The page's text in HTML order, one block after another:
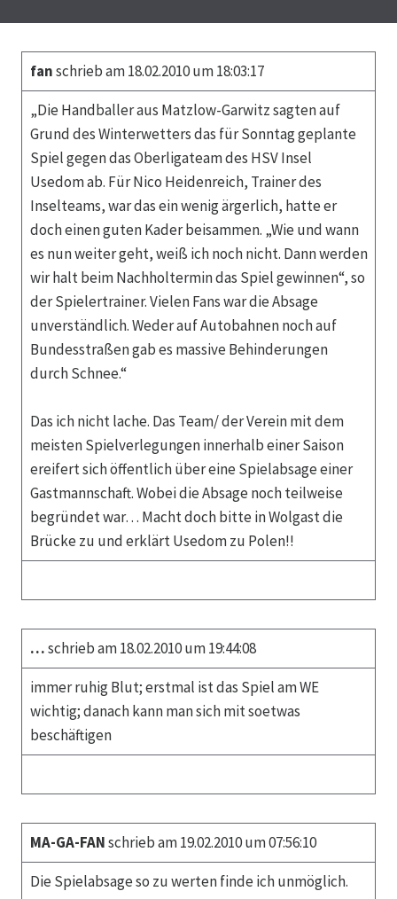
fanschrieb am 18.02.2010 um 18:03:17
„Die Handballer aus Matzlow-Garwitz sagten auf
Grund des Winterwetters das für Sonntag geplante
Spiel gegen das Oberligateam des HSV Insel
Usedom ab. Für Nico Heidenreich, Trainer des
Inselteams, war das ein wenig ärgerlich, hatte er
doch einen guten Kader beisammen. „Wie und wann
es nun weiter geht, weiß ich noch nicht. Dann werden
wir halt beim Nachholtermin das Spiel gewinnen“, so
der Spielertrainer. Vielen Fans war die Absage
unverständlich. Weder auf Autobahnen noch auf
Bundesstraßen gab es massive Behinderungen
durch Schnee.“
Das ich nicht lache. Das Team/ der Verein mit dem
meisten Spielverlegungen innerhalb einer Saison
ereifert sich öffentlich über eine Spielabsage einer
Gastmannschaft. Wobei die Absage noch teilweise
begründet war… Macht doch bitte in Wolgast die
Brücke zu und erklärt Usedom zu Polen!!
…schrieb am 18.02.2010 um 19:44:08
immer ruhig Blut; erstmal ist das Spiel am WE
wichtig; danach kann man sich mit soetwas
beschäftigen
MA-GA-FANschrieb am 19.02.2010 um 07:56:10
Die Spielabsage so zu werten finde ich unmöglich.